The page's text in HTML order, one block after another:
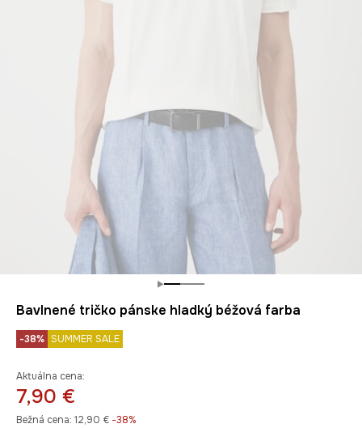
Bavlnené tričko pánske hladký béžová farba
-38% SUMMER SALE
Aktuálna cena:
7,90 €
Bežná cena: 12,90 € -38%